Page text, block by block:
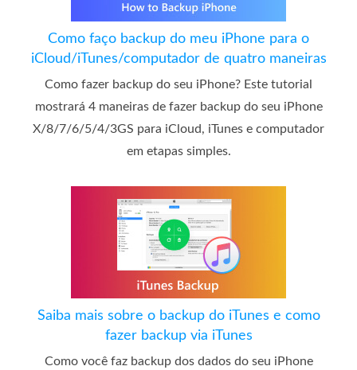
Como faço backup do meu iPhone para o
iCloud/iTunes/computador de quatro maneiras
Como fazer backup do seu iPhone? Este tutorial
mostrará 4 maneiras de fazer backup do seu iPhone
X/8/7/6/5/4/3GS para iCloud, iTunes e computador
em etapas simples.
Saiba mais sobre o backup do iTunes e como
fazer backup via iTunes
Como você faz backup dos dados do seu iPhone